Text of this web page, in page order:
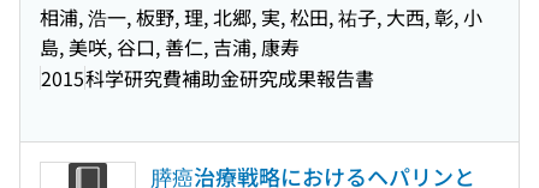
相浦, 浩一, 板野, 理, 北郷, 実, 松田, 祐子, 大西, 彰, 小
島, 美咲, 谷口, 善仁, 吉浦, 康寿
2015科学研究費補助金研究成果報告書
膵癌治療戦略におけるヘパリンと